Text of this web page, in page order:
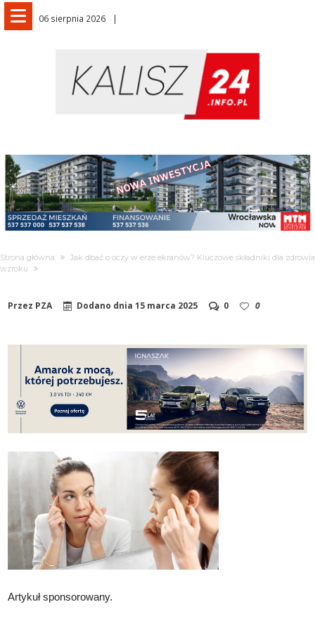
06 sierpnia 2026
Strona główna
Jak dbać o oczy w erze ekranów? Kluczowe składniki dla zdrowia
wzroku
Przez PZA Dodano dnia15 marca 2025 0 0
Artykuł sponsorowany.